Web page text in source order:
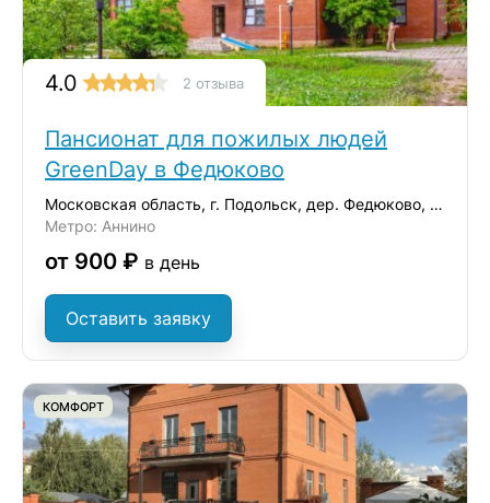
4.0 2 отзыва
Пансионат для пожилых людей
GreenDay в Федюково
Московская область, г. Подольск, дер. Федюково, ул. Зеленая
Метро: Аннино
от 900 ₽ в день
Оставить заявку
КОМФОРТ